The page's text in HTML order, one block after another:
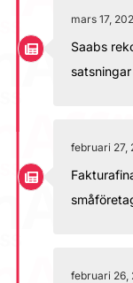
mars 17,
Saabs
februari 27,
februari 26,